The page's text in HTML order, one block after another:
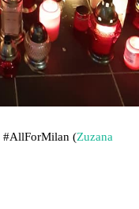
#AllForMilan (Zuzana